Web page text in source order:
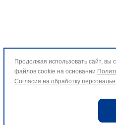
Продолжая использовать сайт, вы
файлов cookie на основании
Согласия на обработку